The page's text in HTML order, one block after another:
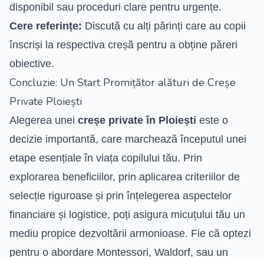
disponibil sau proceduri clare pentru urgențe.
Cere referințe: Discută cu alți părinți care au copii
înscriși la respectiva creșă pentru a obține păreri
obiective.
Concluzie: Un Start Promițător alături de Creșe
Private Ploiești
Alegerea unei creșe private în Ploiești este o
decizie importantă, care marchează începutul unei
etape esențiale în viața copilului tău. Prin
explorarea beneficiilor, prin aplicarea criteriilor de
selecție riguroase și prin înțelegerea aspectelor
financiare și logistice, poți asigura micuțului tău un
mediu propice dezvoltării armonioase. Fie că optezi
pentru o abordare Montessori, Waldorf, sau un